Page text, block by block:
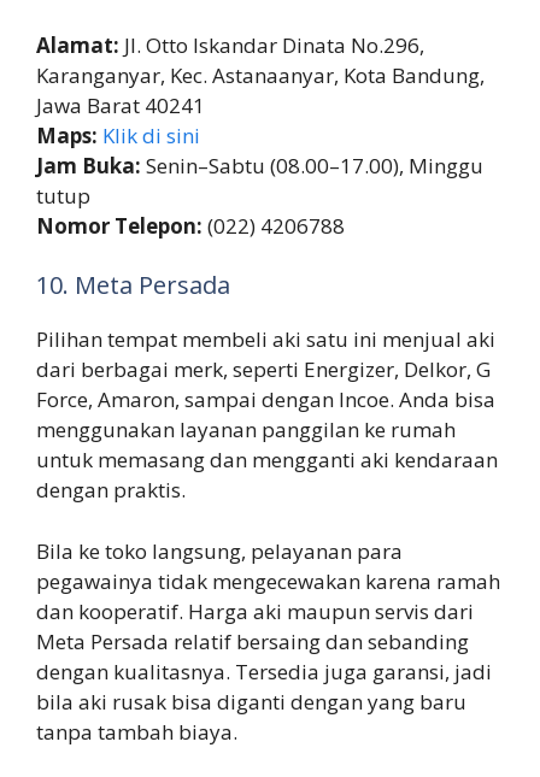
Alamat: Jl. Otto Iskandar Dinata No.296,
Karanganyar, Kec. Astanaanyar, Kota Bandung,
Jawa Barat 40241
Maps: Klik di sini
Jam Buka: Senin–Sabtu (08.00–17.00), Minggu
tutup
Nomor Telepon: (022) 4206788
10. Meta Persada
Pilihan tempat membeli aki satu ini menjual aki
dari berbagai merk, seperti Energizer, Delkor, G
Force, Amaron, sampai dengan Incoe. Anda bisa
menggunakan layanan panggilan ke rumah
untuk memasang dan mengganti aki kendaraan
dengan praktis.
Bila ke toko langsung, pelayanan para
pegawainya tidak mengecewakan karena ramah
dan kooperatif. Harga aki maupun servis dari
Meta Persada relatif bersaing dan sebanding
dengan kualitasnya. Tersedia juga garansi, jadi
bila aki rusak bisa diganti dengan yang baru
tanpa tambah biaya.